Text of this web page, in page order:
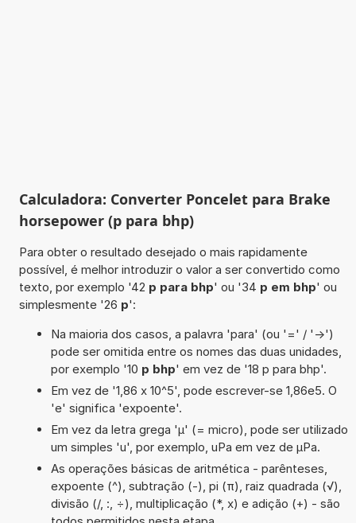
Calculadora: Converter Poncelet para Brake
horsepower (p para bhp)
Para obter o resultado desejado o mais rapidamente
possível, é melhor introduzir o valor a ser convertido como
texto, por exemplo '42 p para bhp' ou '34 p em bhp' ou
simplesmente '26 p':
Na maioria dos casos, a palavra 'para' (ou '=' / '->')
pode ser omitida entre os nomes das duas unidades,
por exemplo '10 p bhp' em vez de '18 p para bhp'.
Em vez de '1,86 x 10^5', pode escrever-se 1,86e5. O
'e' significa 'expoente'.
Em vez da letra grega 'µ' (= micro), pode ser utilizado
um simples 'u', por exemplo, uPa em vez de µPa.
As operações básicas de aritmética - parênteses,
expoente (^), subtração (-), pi (π), raiz quadrada (√),
divisão (/, :, ÷), multiplicação (*, x) e adição (+) - são